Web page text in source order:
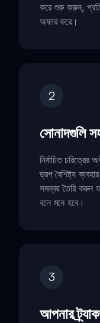
করে শুরু করুন,
অফার করে।
2
সোনাদগুলি
নির্বাচিত চরিত্রের
ড্রপ বৈশিষ্ট্য
সমন্বয় তৈরি করুন
বলে মনে হবে।
3
আপনার